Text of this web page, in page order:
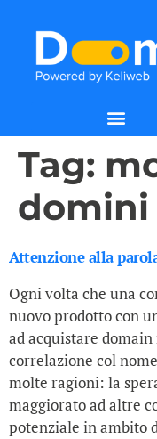
Tag:
domini
Attenzione alla
Ogni volta che una
nuovo prodotto con
ad acquistare
correlazione col
molte ragioni: la
maggiorato ad altre
potenziale in ambito